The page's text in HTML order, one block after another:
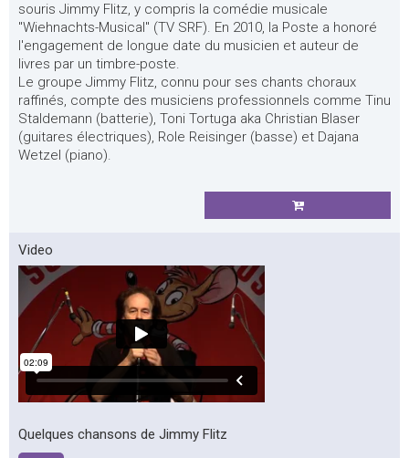
souris Jimmy Flitz, y compris la comédie musicale
"Wiehnachts-Musical" (TV SRF). En 2010, la Poste a honoré
l'engagement de longue date du musicien et auteur de
livres par un timbre-poste.
Le groupe Jimmy Flitz, connu pour ses chants choraux
raffinés, compte des musiciens professionnels comme Tinu
Staldemann (batterie), Toni Tortuga aka Christian Blaser
(guitares électriques), Role Reisinger (basse) et Dajana
Wetzel (piano).
Video
Quelques chansons de Jimmy Flitz